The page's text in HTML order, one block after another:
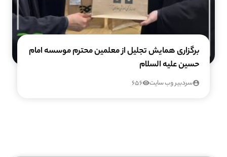
برگزاری همایش تجلیل از معلمین محترم موسسه امام
حسین علیه السلام
سردبیر وب سایت 656